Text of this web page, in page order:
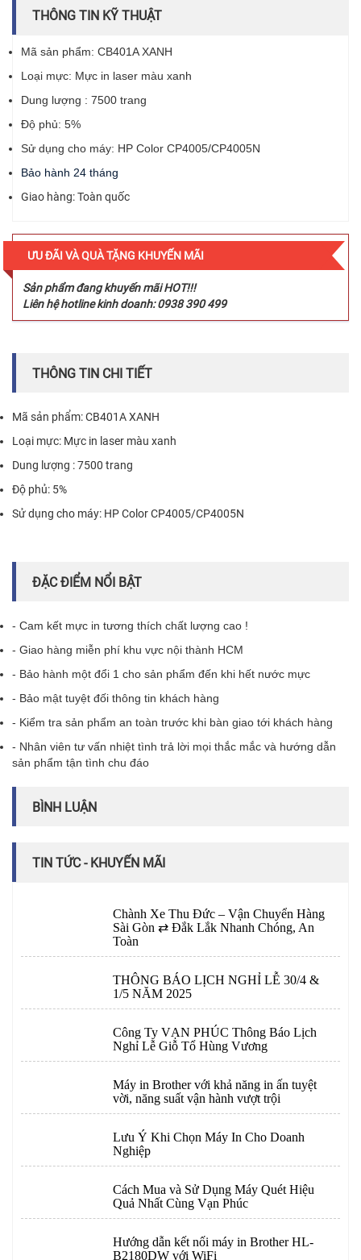
THÔNG TIN KỸ THUẬT
Mã sản phẩm: CB401A XANH
Loại mực: Mực in laser màu xanh
Dung lượng : 7500 trang
Độ phủ: 5%
Sử dụng cho máy: HP Color CP4005/CP4005N
Bảo hành 24 tháng
Giao hàng: Toàn quốc
ƯU ĐÃI VÀ QUÀ TẶNG KHUYẾN MÃI
Sản phẩm đang khuyến mãi HOT!!!
Liên hệ hotline kinh doanh: 0938 390 499
THÔNG TIN CHI TIẾT
Mã sản phẩm: CB401A XANH
Loại mực: Mực in laser màu xanh
Dung lượng : 7500 trang
Độ phủ: 5%
Sử dụng cho máy: HP Color CP4005/CP4005N
ĐẶC ĐIỂM NỔI BẬT
- Cam kết mực in tương thích chất lượng cao !
- Giao hàng miễn phí khu vực nội thành HCM
- Bảo hành một đổi 1 cho sản phẩm đến khi hết nước mực
- Bảo mật tuyệt đối thông tin khách hàng
- Kiểm tra sản phẩm an toàn trước khi bàn giao tới khách hàng
- Nhân viên tư vấn nhiệt tình trả lời mọi thắc mắc và hướng dẫn
sản phẩm tận tình chu đáo
BÌNH LUẬN
TIN TỨC - KHUYẾN MÃI
Chành Xe Thu Đức – Vận Chuyển Hàng
Sài Gòn ⇄ Đắk Lắk Nhanh Chóng, An
Toàn
THÔNG BÁO LỊCH NGHỈ LỄ 30/4 &
1/5 NĂM 2025
Công Ty VẠN PHÚC Thông Báo Lịch
Nghỉ Lễ Giỗ Tổ Hùng Vương
Máy in Brother với khả năng in ấn tuyệt
vời, năng suất vận hành vượt trội
Lưu Ý Khi Chọn Máy In Cho Doanh
Nghiệp
Cách Mua và Sử Dụng Máy Quét Hiệu
Quả Nhất Cùng Vạn Phúc
Hướng dẫn kết nối máy in Brother HL-
B2180DW với WiFi